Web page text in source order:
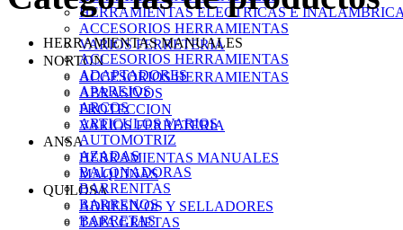
HERRAMIENTAS ELECTRICAS E
ACCESORIOS HERRAMIENTAS
VARIOS FERRETERIA
NORTON
ACCESORIOS HERRAMIENTAS
ABRASIVOS
PROTECCION
VARIOS FERRETERIA
ANSA
HERRAMIENTAS MANUALES
MAQUINAS
QUILOSA
ADHESIVOS Y SELLADORES
TAPA GRIETAS
HERRAMIENTAS MANUALES
ACCESORIOS HERRAMIENTAS
ADAPTADORES
APAREJOS
ARCOS
ARTICULOS VARIOS
AUTOMOTRIZ
AZADAS
BALONADORAS
BARRENITAS
BARRENOS
BARRETAS